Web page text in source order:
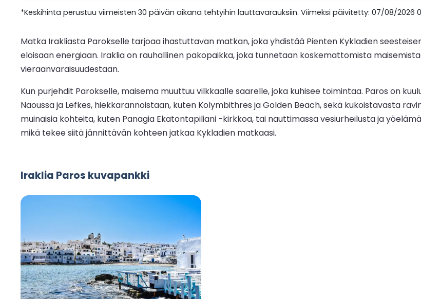
*Keskihinta perustuu viimeisten 30 päivän aikana tehtyihin lauttavarauksiin. Viimeksi päivitetty: 07/08/2026
Matka Irakliasta Parokselle tarjoaa ihastuttavan matkan, joka yhdistää Pienten Kykladien
eloisaan energiaan. Iraklia on rauhallinen pakopaikka, joka tunnetaan koskemattomista
vieraanvaraisuudestaan.
Kun purjehdit Parokselle, maisema muuttuu vilkkaalle saarelle, joka kuhisee toimintaa. Paros on
Naoussa ja Lefkes, hiekkarannoistaan, kuten Kolymbithres ja Golden Beach, sekä kukoistavasta
muinaisia kohteita, kuten Panagia Ekatontapiliani -kirkkoa, tai nauttimassa vesiurheilusta ja
mikä tekee siitä jännittävän kohteen jatkaa Kykladien matkaasi.
Iraklia Paros kuvapankki